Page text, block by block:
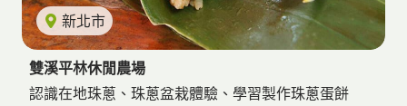
新北市
雙溪平林休閒農場
認識在地珠蔥、珠蔥盆栽體驗、學習製作珠蔥蛋餅